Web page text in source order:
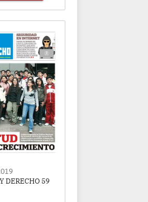
DERECHO 59